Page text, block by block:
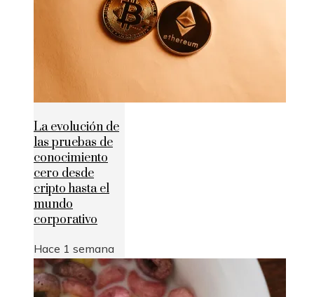
La evolución de
las pruebas de
conocimiento
cero desde
cripto hasta el
mundo
corporativo
Hace 1 semana